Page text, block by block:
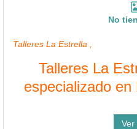
No
Talleres La Estrella ,
Talleres La
especializado
Ver